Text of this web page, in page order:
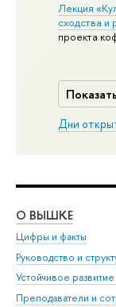
Лекция
сходства и
проекта
Дни
О ВЫШКЕ
Цифры и факты
Руководство и
Устойчивое
Преподаватели и